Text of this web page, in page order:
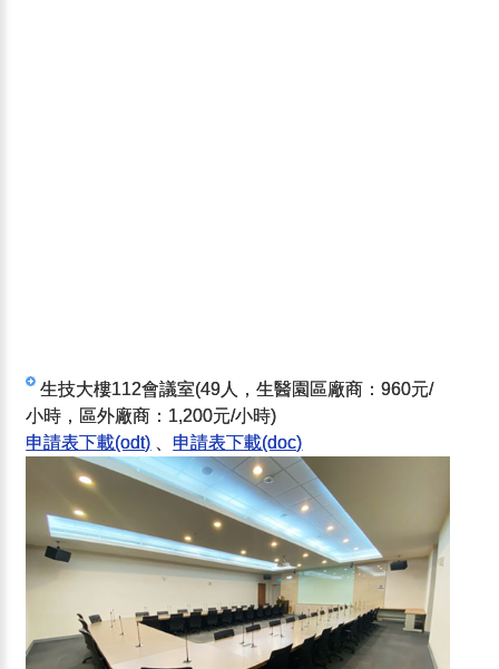
生技大樓112會議室(49人，生醫園區廠商：960元/
小時，區外廠商：1,200元/小時)
申請表下載(odt) 、 申請表下載(doc)